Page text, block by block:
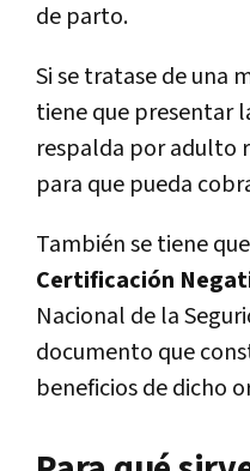
de parto.
Si se tratase de una
tiene que presentar
respalda por adulto
para que pueda
También se tiene
Certificación
Nacional de la
documento que
beneficios de dicho